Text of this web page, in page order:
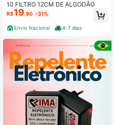
10 FILTRO 12CM DE ALGODÃO
R$19,90 -31%
Envio Nacional 4-7 dias